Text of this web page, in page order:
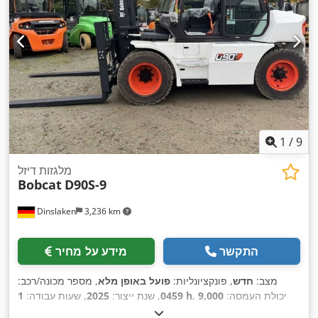
1 /9
Dinslaken 3,236 km
מלגזות דיזל
Bobcat D90S-9
מידע על מחיר התקשר
מצב: חדש, פונקציונליות: פועל באופן מלא, מספר מכונה/רכב:
0459, שנת ייצור: 2025, שעות עבודה: 1 h , יכולת העמסה: 9,000
, הרמה חופשית: